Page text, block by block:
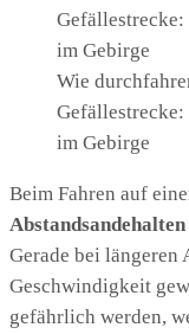
Wie
Gefällestrecke:
im Gebirge
Beim Fahren auf
Abstandsandehalten
Gerade bei längeren
Geschwindigkeit
gefährlich werden,